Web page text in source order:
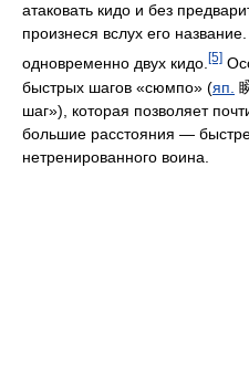
атаковать кидо и без
произнеся вслух его
одновременно двух кидо. [5]
быстрых шагов «сюмпо» (яп.
шаг»), которая позволяет
большие расстояния —
нетренированного воина.